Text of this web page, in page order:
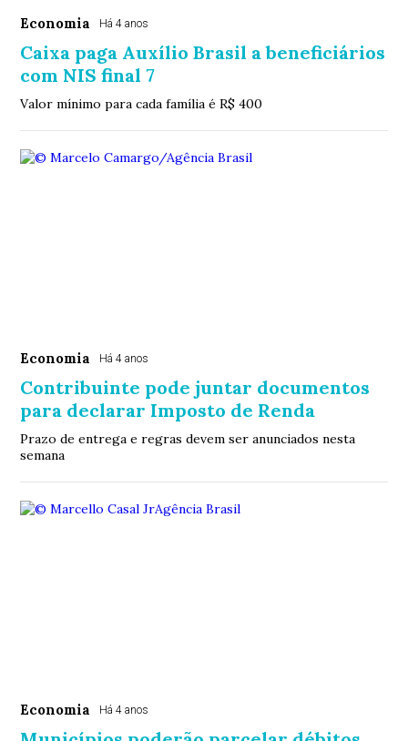
Economia Há 4 anos
Caixa paga Auxílio Brasil a beneficiários
com NIS final 7
Valor mínimo para cada família é R$ 400
Economia Há 4 anos
Contribuinte pode juntar documentos
para declarar Imposto de Renda
Prazo de entrega e regras devem ser anunciados nesta
semana
Economia Há 4 anos